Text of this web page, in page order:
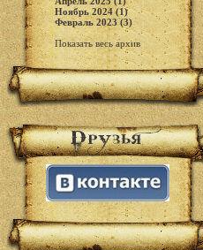
Ноябрь 2024 (1)
Февраль 2023 (3)
Показать весь архив